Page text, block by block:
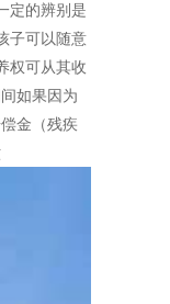
定的辨别是
子可以随意
权可从其收
如果因为
金（残疾